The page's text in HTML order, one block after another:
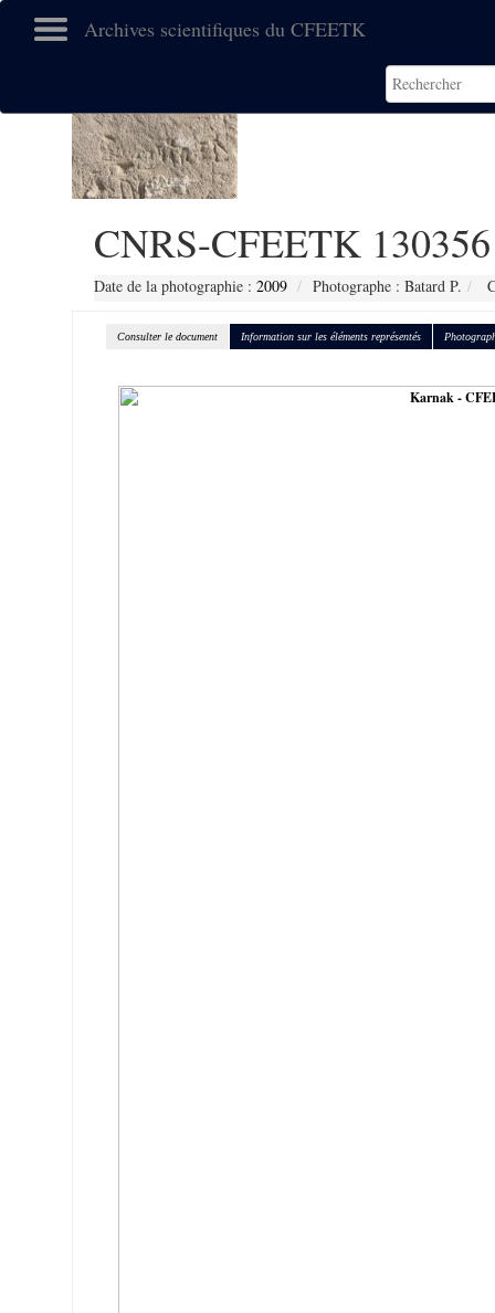
Archives scientifiques du CFEETK
CNRS-CFEETK 130356
Date de la photographie : 2009 Photographe : Batard P.
Consulter le document Information sur les éléments représentés